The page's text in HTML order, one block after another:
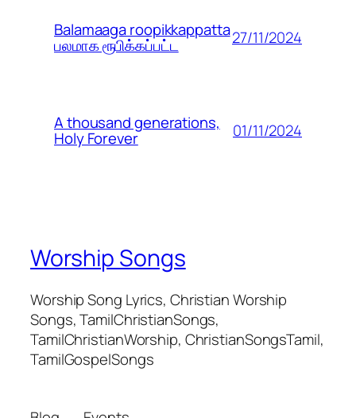
Balamaaga roopikkappatta
பலமாக ரூபிக்கப்பட்ட 27/11/2024
A thousand generations,
Holy Forever 01/11/2024
Worship Songs
Worship Song Lyrics, Christian Worship
Songs, TamilChristianSongs,
TamilChristianWorship, ChristianSongsTamil,
TamilGospelSongs